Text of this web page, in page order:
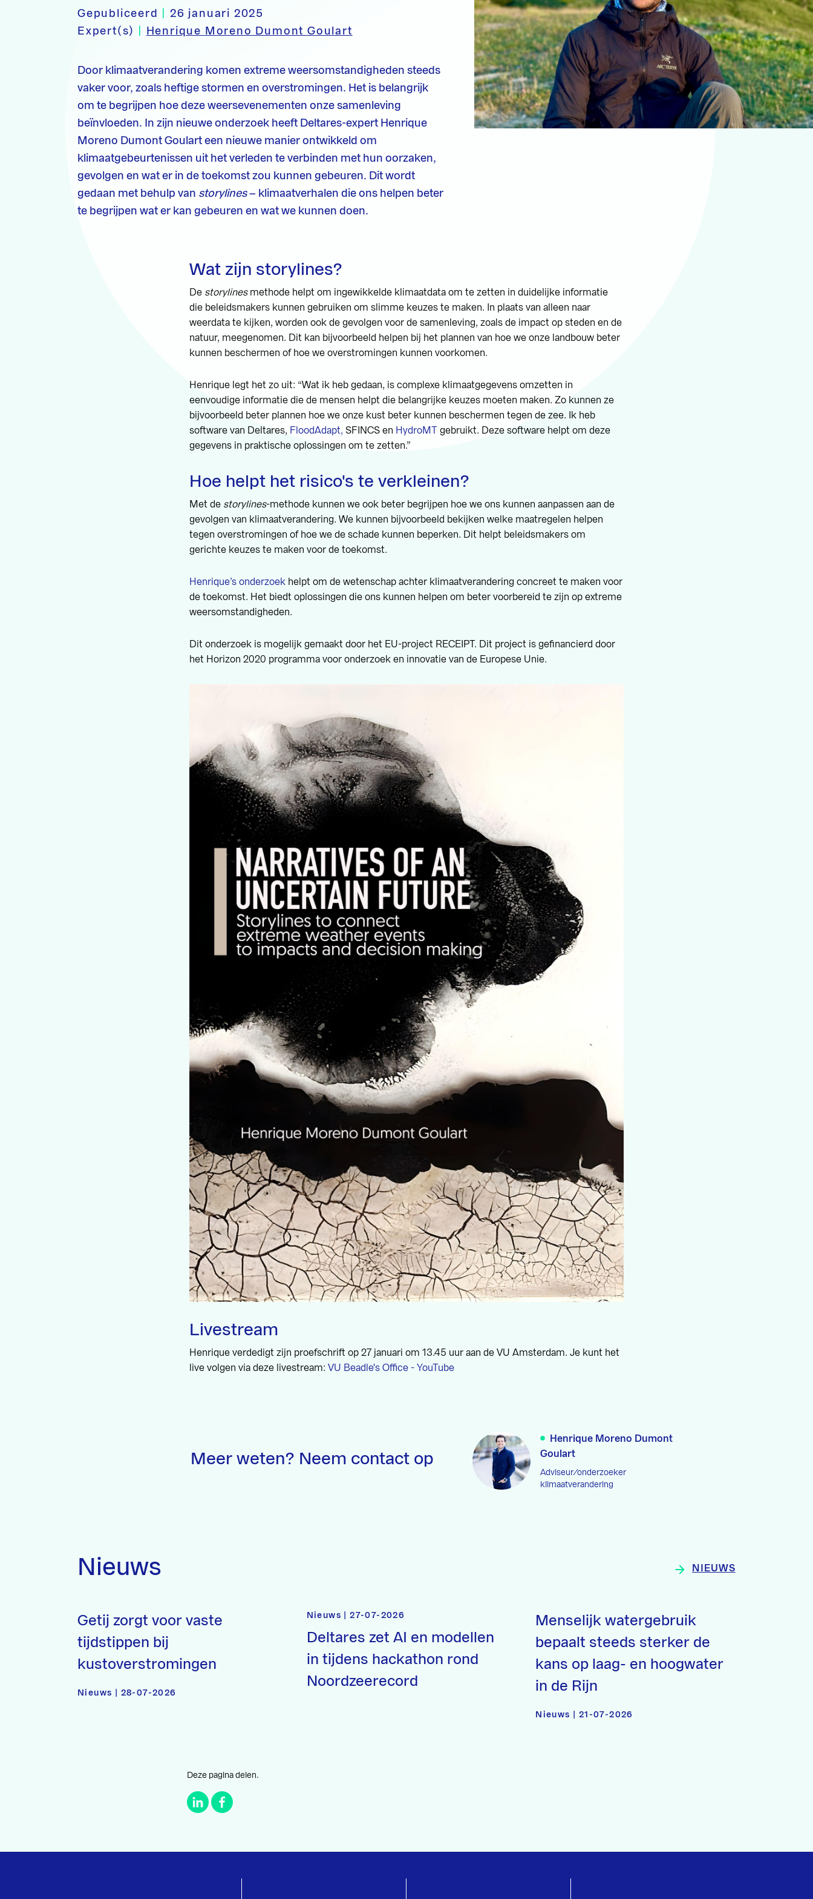
Gepubliceerd
26 januari 2025
Expert(s)
Henrique Moreno Dumont Goulart
Door klimaatverandering komen extreme weersomstandigheden steeds
vaker voor, zoals heftige stormen en overstromingen. Het is belangrijk
om te begrijpen hoe deze weersevenementen onze samenleving
beïnvloeden. In zijn nieuwe onderzoek heeft Deltares-expert Henrique
Moreno Dumont Goulart een nieuwe manier ontwikkeld om
klimaatgebeurtenissen uit het verleden te verbinden met hun oorzaken,
gevolgen en wat er in de toekomst zou kunnen gebeuren. Dit wordt
gedaan met behulp van storylines– klimaatverhalen die ons helpen beter
te begrijpen wat er kan gebeuren en wat we kunnen doen.
Wat zijn storylines?
De storylinesmethode helpt om ingewikkelde klimaatdata om te zetten in duidelijke informatie
die beleidsmakers kunnen gebruiken om slimme keuzes te maken. In plaats van alleen naar
weerdata te kijken, worden ook de gevolgen voor de samenleving, zoals de impact op steden en de
natuur, meegenomen. Dit kan bijvoorbeeld helpen bij het plannen van hoe we onze landbouw beter
kunnen beschermen of hoe we overstromingen kunnen voorkomen.
Henrique legt het zo uit: “Wat ik heb gedaan, is complexe klimaatgegevens omzetten in
eenvoudige informatie die de mensen helpt die belangrijke keuzes moeten maken. Zo kunnen ze
bijvoorbeeld beter plannen hoe we onze kust beter kunnen beschermen tegen de zee. Ik heb
software van Deltares, FloodAdapt, SFINCS en HydroMT
gebruikt. Deze software helpt om deze
gegevens in praktische oplossingen om te zetten.”
Hoe helpt het risico's te verkleinen?
Met de storylines-methode kunnen we ook beter begrijpen hoe we ons kunnen aanpassen aan de
gevolgen van klimaatverandering. We kunnen bijvoorbeeld bekijken welke maatregelen helpen
tegen overstromingen of hoe we de schade kunnen beperken. Dit helpt beleidsmakers om
gerichte keuzes te maken voor de toekomst.
Henrique’s onderzoek helpt om de wetenschap achter klimaatverandering concreet te maken voor
de toekomst. Het biedt oplossingen die ons kunnen helpen om beter voorbereid te zijn op extreme
weersomstandigheden.
Dit onderzoek is mogelijk gemaakt door het EU-project RECEIPT. Dit project is gefinancierd door
het Horizon 2020 programma voor onderzoek en innovatie van de Europese Unie.
Livestream
Henrique verdedigt zijn proefschrift op 27 januari om 13.45 uur aan de VU Amsterdam. Je kunt het
live volgen via deze livestream:VU Beadle's Office - YouTube
Meer weten? Neem contact op
Henrique Moreno Dumont
Goulart
Adviseur/onderzoeker
klimaatverandering
Nieuws NIEUWS
Getij zorgt voor vaste
tijdstippen bij
kustoverstromingen
Nieuws | 28-07-2026
Nieuws | 27-07-2026
Deltares zet AI en modellen
in tijdens hackathon rond
Noordzeerecord
Menselijk watergebruik
bepaalt steeds sterker de
kans op laag- en hoogwater
in de Rijn
Nieuws | 21-07-2026
Deze pagina delen.